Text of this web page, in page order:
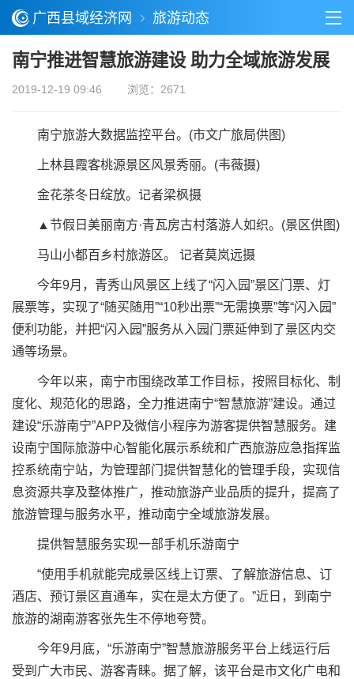
广西县域经济网 旅游动态
南宁推进智慧旅游建设 助力全域旅游发展
2019-12-19 09:46 浏览：2671
南宁旅游大数据监控平台。(市文广旅局供图)
上林县霞客桃源景区风景秀丽。(韦薇摄)
金花茶冬日绽放。记者梁枫摄
▲节假日美丽南方·青瓦房古村落游人如织。(景区供图)
马山小都百乡村旅游区。 记者莫岚远摄
今年9月，青秀山风景区上线了“闪入园”景区门票、灯
展票等，实现了“随买随用”“10秒出票”“无需换票”等“闪入园”
便利功能，并把“闪入园”服务从入园门票延伸到了景区内交
通等场景。
今年以来，南宁市围绕改革工作目标，按照目标化、制
度化、规范化的思路，全力推进南宁“智慧旅游”建设。通过
建设“乐游南宁”APP及微信小程序为游客提供智慧服务。建
设南宁国际旅游中心智能化展示系统和广西旅游应急指挥监
控系统南宁站，为管理部门提供智慧化的管理手段，实现信
息资源共享及整体推广，推动旅游产业品质的提升，提高了
旅游管理与服务水平，推动南宁全域旅游发展。
提供智慧服务实现一部手机乐游南宁
“使用手机就能完成景区线上订票、了解旅游信息、订
酒店、预订景区直通车，实在是太方便了。”近日，到南宁
旅游的湖南游客张先生不停地夸赞。
今年9月底，“乐游南宁”智慧旅游服务平台上线运行后
受到广大市民、游客青睐。据了解，该平台是市文化广电和